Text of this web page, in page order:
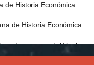
de Historia Económica
de Historia Económica
Económica del Caribe